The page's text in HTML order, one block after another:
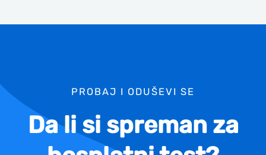
PROBAJ I ODUŠEVI SE
Da li si spreman za